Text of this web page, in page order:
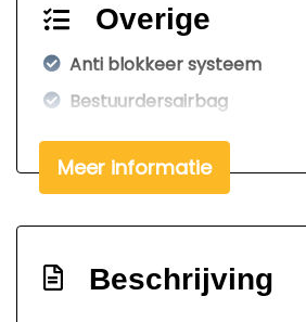
Overige
Anti blokkeer systeem
Bestuurdersairbag
Bluetooth
Meer informatie
Beschrijving